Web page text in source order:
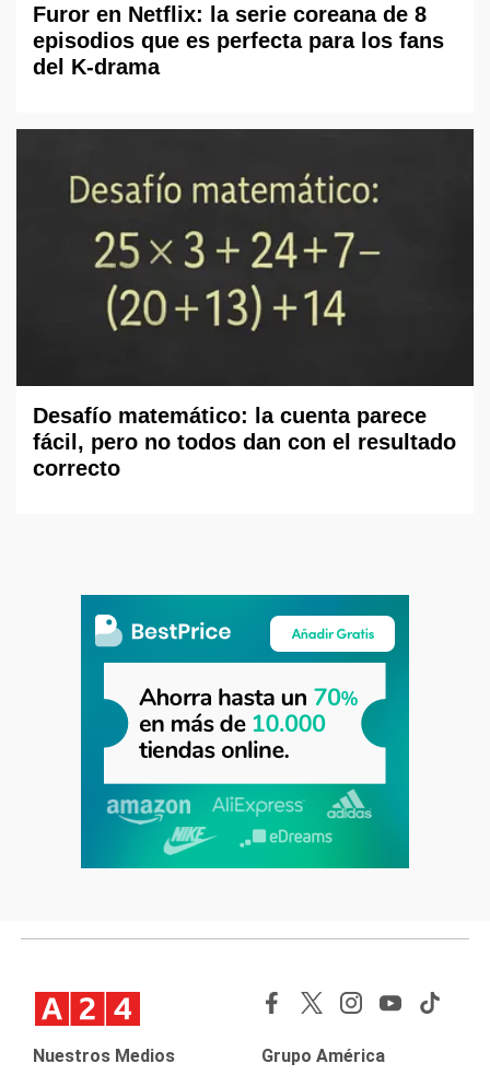
Furor en Netflix: la serie coreana de 8
episodios que es perfecta para los fans
del K-drama
Desafío matemático: la cuenta parece
fácil, pero no todos dan con el resultado
correcto
Nuestros Medios Grupo América